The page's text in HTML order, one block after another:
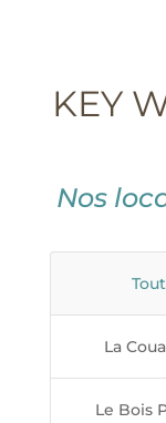
KEY
Nos
Tout
La
Le Bois